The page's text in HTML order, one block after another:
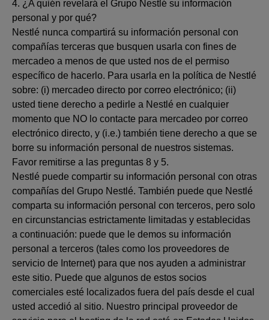
4. ¿A quién revelará el Grupo Nestlé su información
personal y por qué?
Nestlé nunca compartirá su información personal con
compañías terceras que busquen usarla con fines de
mercadeo a menos de que usted nos de el permiso
específico de hacerlo. Para usarla en la política de Nestlé
sobre: (i) mercadeo directo por correo electrónico; (ii)
usted tiene derecho a pedirle a Nestlé en cualquier
momento que NO lo contacte para mercadeo por correo
electrónico directo, y (i.e.) también tiene derecho a que se
borre su información personal de nuestros sistemas.
Favor remitirse a las preguntas 8 y 5.
Nestlé puede compartir su información personal con otras
compañías del Grupo Nestlé. También puede que Nestlé
comparta su información personal con terceros, pero solo
en circunstancias estrictamente limitadas y establecidas
a continuación: puede que le demos su información
personal a terceros (tales como los proveedores de
servicio de Internet) para que nos ayuden a administrar
este sitio. Puede que algunos de estos socios
comerciales esté localizados fuera del país desde el cual
usted accedió al sitio. Nuestro principal proveedor de